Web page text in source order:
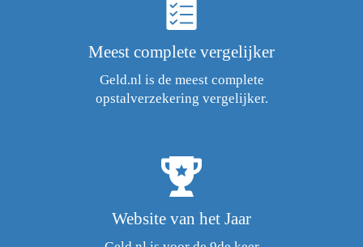
Meest complete vergelijker
Geld.nl is de meest complete
opstalverzekering vergelijker.
Website van het Jaar